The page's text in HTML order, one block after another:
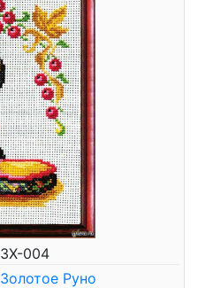
ЗХ-004
Золотое Руно